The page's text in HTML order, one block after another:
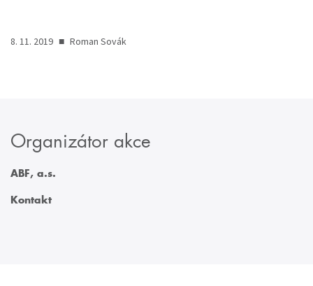
8. 11. 2019 ■ Roman Sovák
Organizátor akce
ABF, a.s.
Kontakt